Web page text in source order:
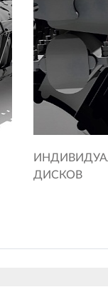
ДИСКОВ